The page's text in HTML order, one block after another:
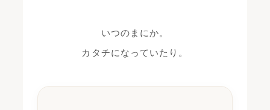
いつのまにか。
カタチになっていたり。